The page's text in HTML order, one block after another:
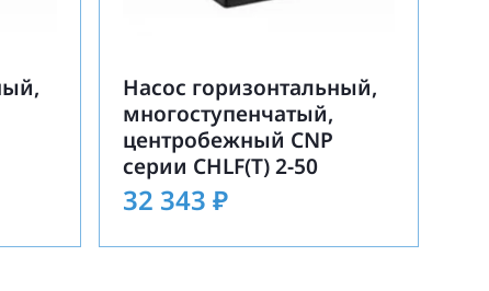
Насос горизонтальный,
многоступенчатый,
центробежный CNP
серии CHLF(T) 2-50
32 343 ₽